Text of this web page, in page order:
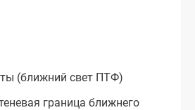
(ближний свет ПТФ)
граница ближнего